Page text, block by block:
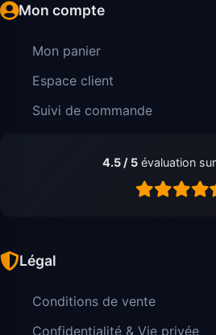
Mon compte
Mon panier
Espace client
Suivi de commande
4.5 / 5 évaluation
Légal
Conditions de vente
Confidentialité & Vie privée